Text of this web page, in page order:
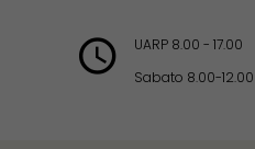
UARP 8.00 - 17.00
Sabato 8.00-12.00